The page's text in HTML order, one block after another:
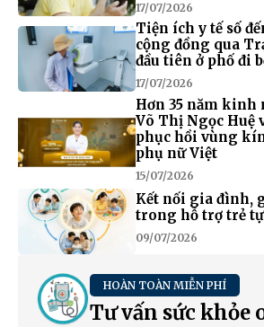
17/07/2026
Tiện ích y tế số
cộng đồng qua
đầu tiên ở phố đi
17/07/2026
Hơn 35 năm kinh
Võ Thị Ngọc Huệ
phục hồi vùng
phụ nữ Việt
15/07/2026
Kết nối gia đình,
trong hỗ trợ trẻ
09/07/2026
HOÀN TOÀN MIỄN PHÍ
Tư vấn sức khỏe